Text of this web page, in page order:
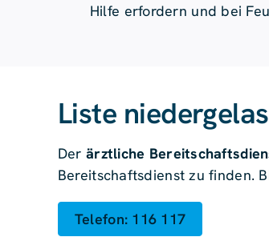
Hilfe erfordern und bei
Liste
Derärztliche
Bereitschaftsdienst zu finden.
Telefon: 116 117